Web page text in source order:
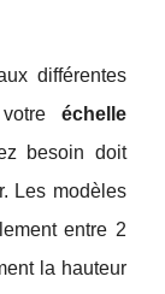
différentes
échelle
besoin doit
Les modèles
entre 2
la hauteur